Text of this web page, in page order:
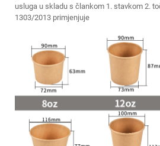
usluga u skladu s člankom 1. stavkom 2.
1303/2013 primjenjuje